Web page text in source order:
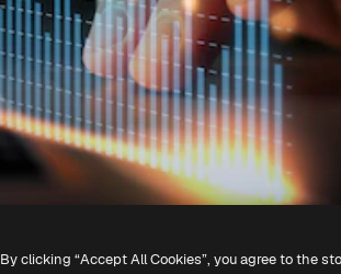
By clicking “Accept All Cookies”, you agree to the